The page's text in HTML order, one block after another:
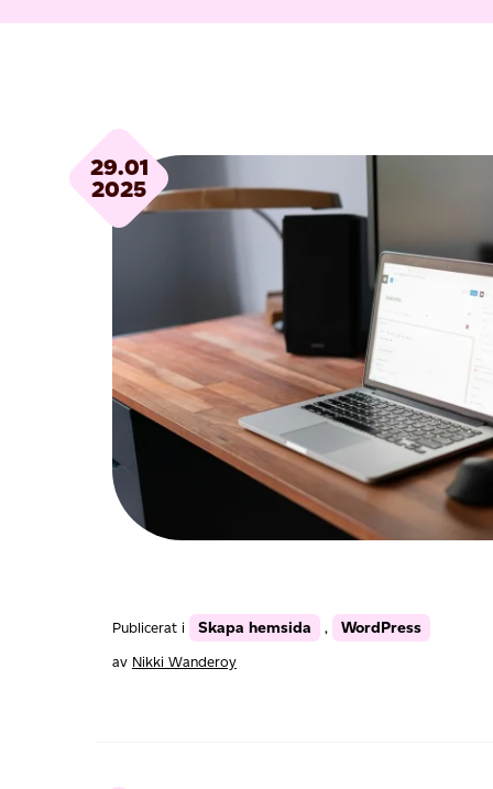
Publicerat i Skapa hemsida , WordPress
29.01
2025
av Nikki Wanderoy